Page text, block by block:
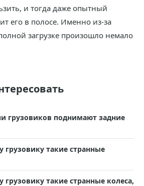
и тогда даже опытный
его в полосе. Именно из-за
загрузке произошло немало
грузовиков поднимают задние
грузовику такие странные
грузовику такие странные колеса,